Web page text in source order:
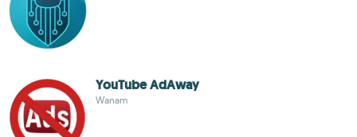
YouTube AdAway
Wanam